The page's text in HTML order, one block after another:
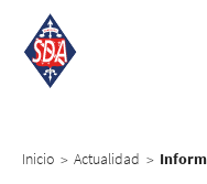
Inicio > Actualidad >